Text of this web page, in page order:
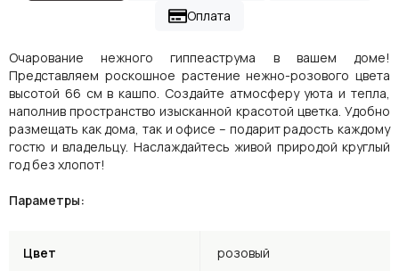
Оплата
Очарование нежного гиппеаструма в вашем доме!
Представляем роскошное растение нежно-розового цвета
высотой 66 см в кашпо. Создайте атмосферу уюта и тепла,
наполнив пространство изысканной красотой цветка. Удобно
размещать как дома, так и офисе – подарит радость каждому
гостю и владельцу. Наслаждайтесь живой природой круглый
год без хлопот!
Параметры:
Цвет розовый